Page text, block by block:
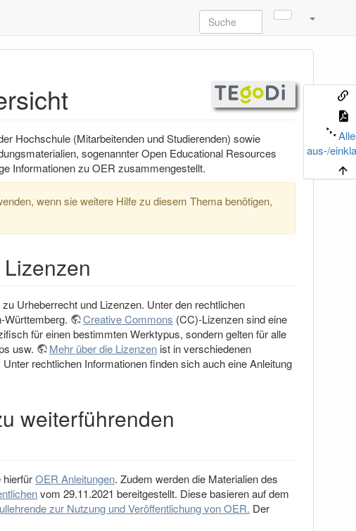
aus-/
Hochschule (Mitarbeitenden und Studierenden) sowie
sogenannter Open Educational Resources
Informationen zu OER zusammengestellt.
wenn sie weitere Hilfe zu diesem Thema benötigen,
zu Urheberrecht und Lizenzen. Unter den rechtlichen
Württemberg.
Creative Commons (CC)-Lizenzen sind eine
für einen bestimmten Werktypus, sondern gelten für alle
usw.
Mehr über die Lizenzen ist in verschiedenen
rechtlichen Informationen finden sich auch eine Anleitung
weiterführenden
hierfürOER Anleitungen. Zudem werden die Materialien des
vom 29.11.2021 bereitgestellt. Diese basieren auf dem
zur Nutzung und Veröffentlichung von OER. Der